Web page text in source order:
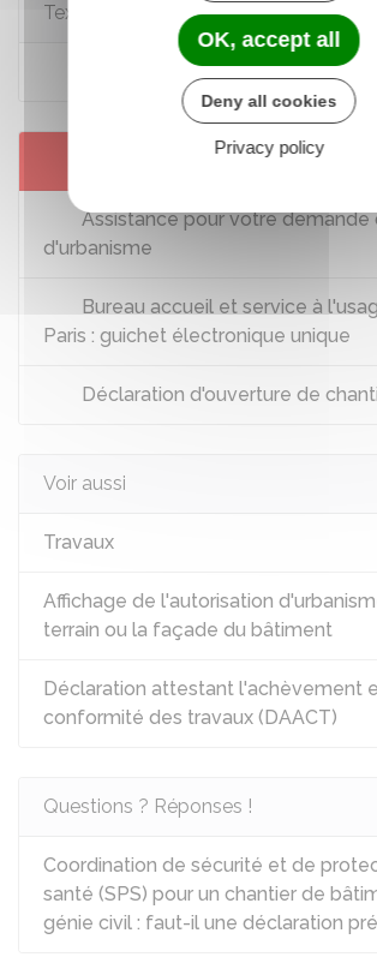
Textes de référence
Code de l'urbanisme : article
Services en ligne et formulaires
Assistance pour votre demande
d'urbanisme
Bureau accueil et service à
Paris : guichet électronique unique
Déclaration d'ouverture de
Voir aussi
Travaux
Affichage de l'autorisation
terrain ou la façade du bâtiment
Déclaration attestant l'achèvement
conformité des travaux (DAACT)
Questions ? Réponses !
Coordination de sécurité et de
santé (SPS) pour un chantier de
génie civil : faut-il une déclaration
OK, accept all
Deny all cookies
Privacy policy